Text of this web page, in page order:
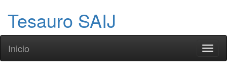
Tesauro SAIJ
Inicio